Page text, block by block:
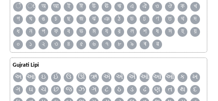
ঁ ং অ আ ই ঈ উ ঊ ঋ এ ঐ ও ঔ ক
খ
গ
ঘ ঙ চ ছ জ ঝ ঞ ঠ ড ঢ ণ ত থ
দ
ধ
ন প ফ ব ভ ম য র ল শ ষ স হ
য়
০
১ ২ ৩ ৪ ৫ ৬ ৭ ৮ ৯ ৰ ৱ
Gujrati Lipi
અ આ ઇ ઈ ઉ ઊ ઋ ઍ એ ઐ ઑ ઓ ઔ ક
ખ
ગ
ઘ ચ છ જ ઝ ઞ ટ ઠ ડ ઢ ણ ત થ
દ